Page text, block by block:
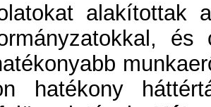
alakítottak
hatékony